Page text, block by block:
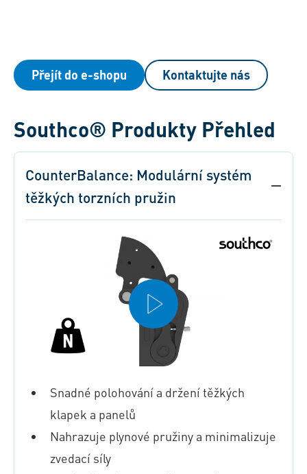
Přejít do e-shopu Kontaktujte nás
Southco® Produkty Přehled
CounterBalance: Modulární systém
těžkých torzních pružin
Snadné polohování a držení těžkých
klapek a panelů
Nahrazuje plynové pružiny a minimalizuje
zvedací síly